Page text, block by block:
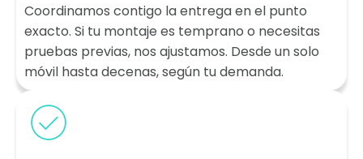
Coordinamos contigo la entrega en el punto
exacto. Si tu montaje es temprano o necesitas
pruebas previas, nos ajustamos. Desde un solo
móvil hasta decenas, según tu demanda.